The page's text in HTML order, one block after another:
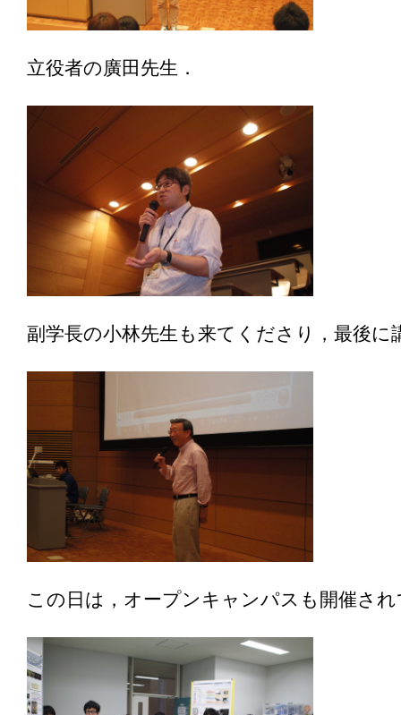
立役者の廣田先生．
副学長の小林先生も来てくださり，最後に
この日は，オープンキャンパスも開催さ